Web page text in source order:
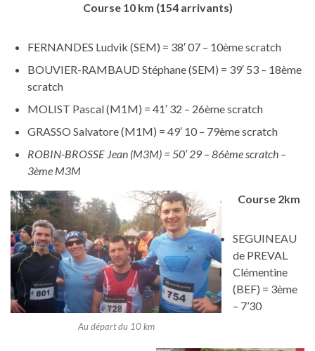
Course 10 km (154 arrivants)
FERNANDES Ludvik (SEM) = 38′ 07 – 10ème scratch
BOUVIER-RAMBAUD Stéphane (SEM) = 39′ 53 – 18ème
scratch
MOLIST Pascal (M1M) = 41′ 32 – 26ème scratch
GRASSO Salvatore (M1M) = 49′ 10 – 79ème scratch
ROBIN-BROSSE Jean (M3M) = 50′ 29 – 86ème scratch –
3ème M3M
Au départ du 10 km
Course 2km
SEGUINEAU
de PREVAL
Clémentine
(BEF) = 3ème
– 7’30